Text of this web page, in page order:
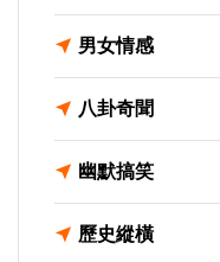
男女情感
八卦奇聞
幽默搞笑
歷史縱橫